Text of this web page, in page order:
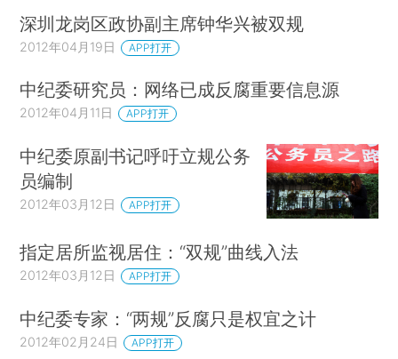
深圳龙岗区政协副主席钟华兴被双规
2012年04月19日 APP打开
中纪委研究员：网络已成反腐重要信息源
2012年04月11日 APP打开
中纪委原副书记呼吁立规公务
员编制
2012年03月12日 APP打开
指定居所监视居住：“双规”曲线入法
2012年03月12日 APP打开
中纪委专家：“两规”反腐只是权宜之计
2012年02月24日 APP打开